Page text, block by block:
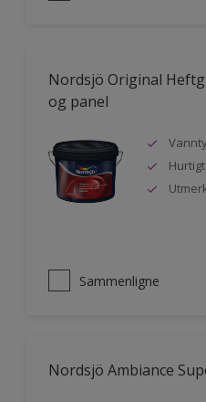
Nordsjö Original
og panel
Sammenligne
Nordsjö Ambiance